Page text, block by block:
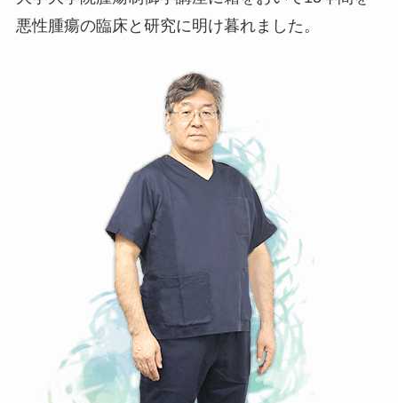
悪性腫瘍の臨床と研究に明け暮れました。